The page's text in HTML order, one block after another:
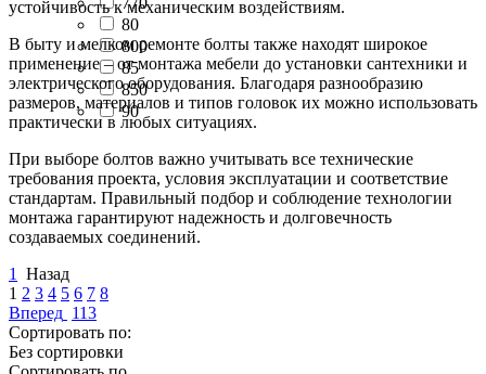
80
800
85
850
90
устойчивость к механическим воздействиям.
В быту и мелком ремонте болты также находят широкое
применение – от монтажа мебели до установки сантехники и
электрического оборудования. Благодаря разнообразию
размеров, материалов и типов головок их можно использовать
практически в любых ситуациях.
При выборе болтов важно учитывать все технические
требования проекта, условия эксплуатации и соответствие
стандартам. Правильный подбор и соблюдение технологии
монтажа гарантируют надежность и долговечность
создаваемых соединений.
1
Назад
1 2 3 4 5 6 7 8
Вперед 113
Сортировать по:
Без сортировки